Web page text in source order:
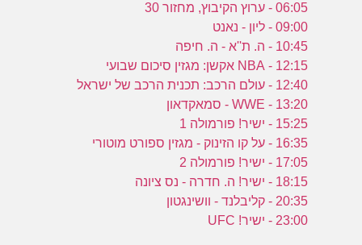
06:05 - ערוץ הקיבוץ, מחזור 30
09:00 - ליון - נאנט
10:45 - ה. ת''א - ה. חיפה
12:15 - NBA אקשן: מגזין סיכום שבועי
12:40 - עולם הרכב: תכנית הרכב של ישראל
13:20 - WWE - סמאקדאון
15:25 - ישיר! פורמולה 1
16:35 - על קו הזינוק - מגזין ספורט מוטורי
17:05 - ישיר! פורמולה 2
18:15 - ישיר! ה. חדרה - נס ציונה
20:35 - קליבלנד - וושינגטון
23:00 - ישיר! UFC